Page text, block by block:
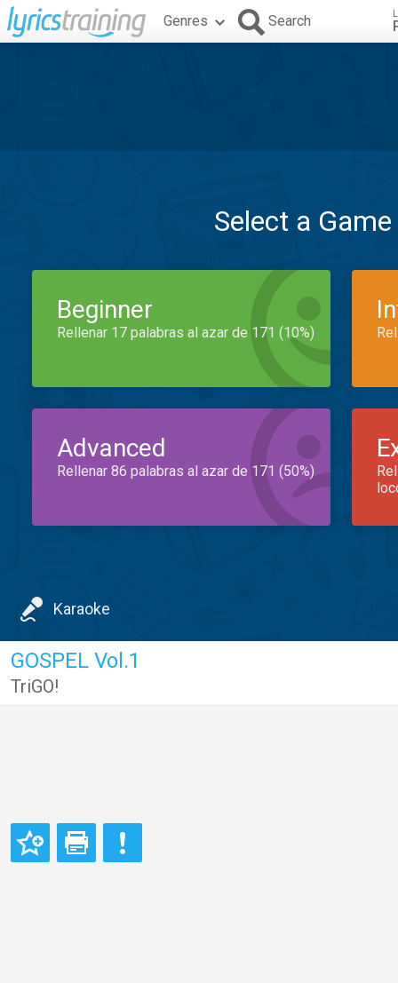
Genres Search
Select a
Beginner
Rellenar 17 palabras al azar de 171 (10%)
Advanced
Rellenar 86 palabras al azar de 171 (50%)
Karaoke
GOSPEL Vol.1
TriGO!